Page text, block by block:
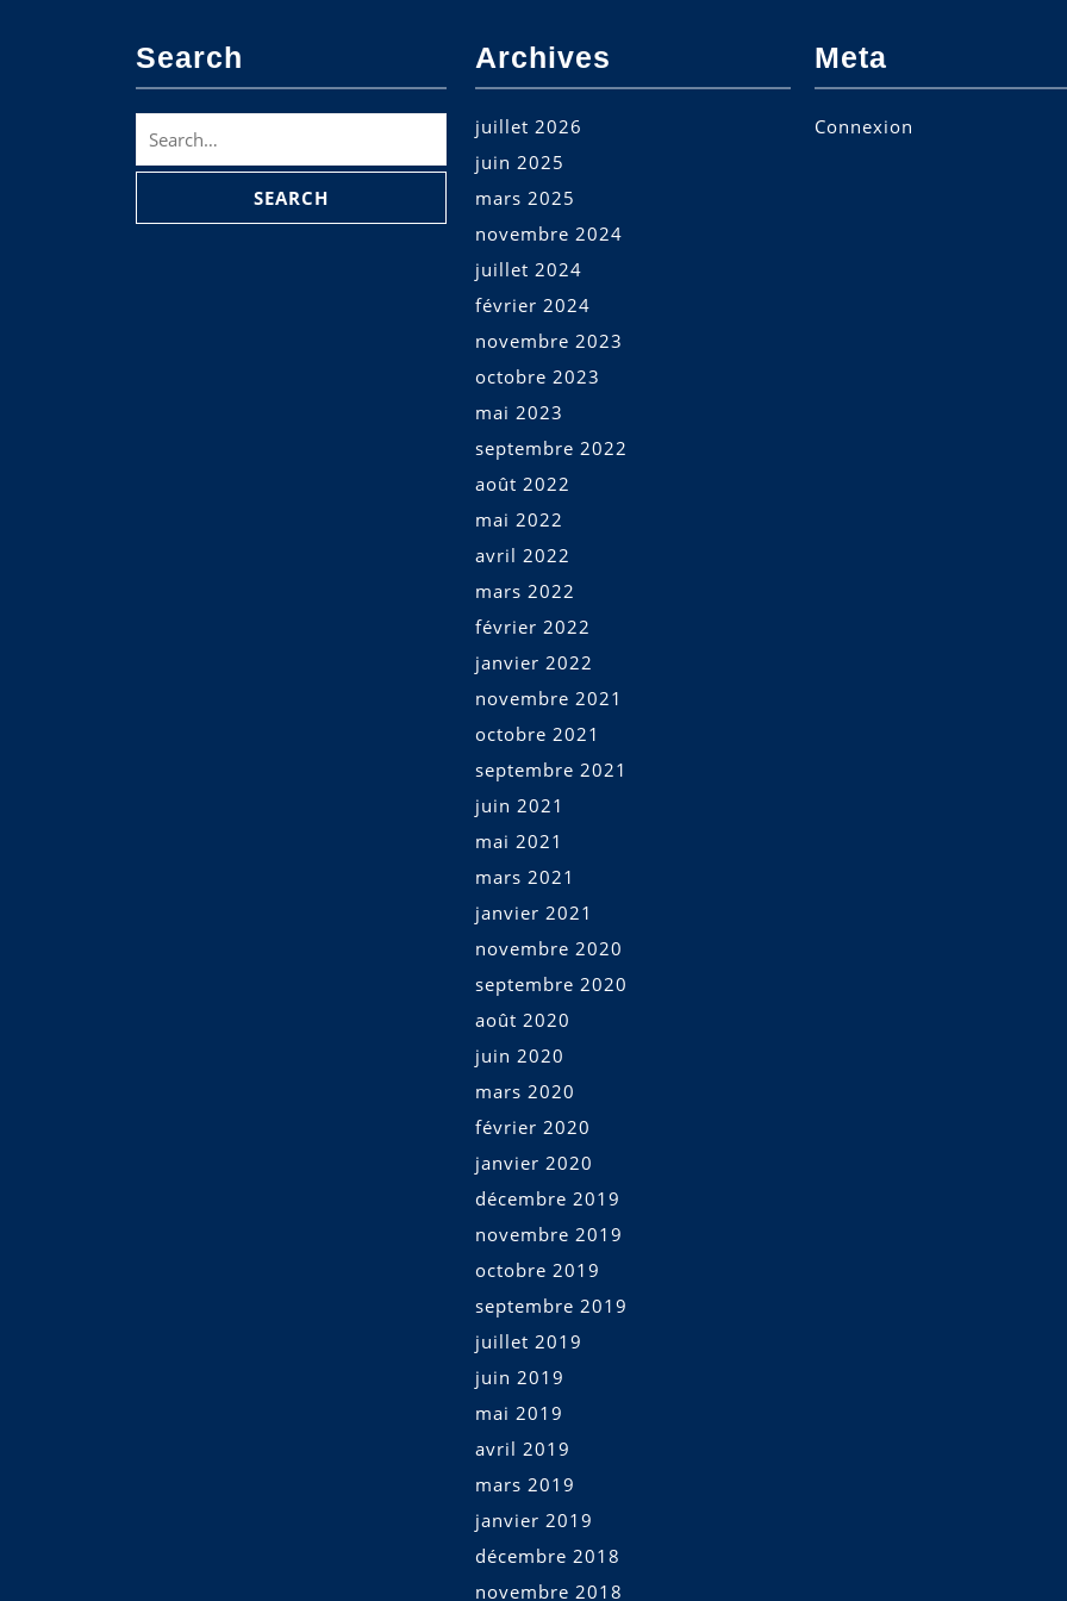
Search
for:
Archives
juillet 2026
juin 2025
mars 2025
novembre 2024
juillet 2024
février 2024
novembre 2023
octobre 2023
mai 2023
septembre 2022
août 2022
mai 2022
avril 2022
mars 2022
février 2022
janvier 2022
novembre 2021
octobre 2021
septembre 2021
juin 2021
mai 2021
mars 2021
janvier 2021
novembre 2020
septembre 2020
août 2020
juin 2020
mars 2020
février 2020
janvier 2020
décembre 2019
novembre 2019
octobre 2019
septembre 2019
juillet 2019
juin 2019
mai 2019
avril 2019
mars 2019
janvier 2019
décembre 2018
novembre 2018
Meta
Connexion